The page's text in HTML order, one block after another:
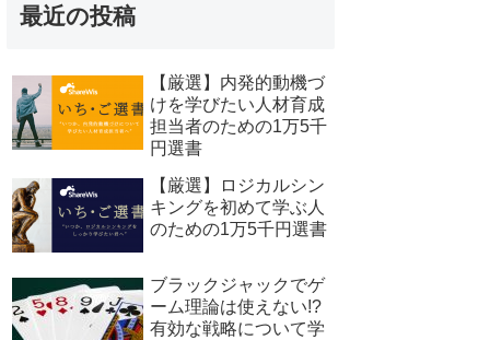
最近の投稿
【厳選】内発的動機づ
けを学びたい人材育成
担当者のための1万5千
円選書
【厳選】ロジカルシン
キングを初めて学ぶ人
のための1万5千円選書
ブラックジャックでゲ
ーム理論は使えない!?
有効な戦略について学